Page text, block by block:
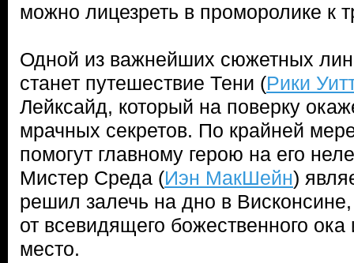
можно лицезреть в проморолике к
Одной из важнейших сюжетных
станет путешествие Тени (Рики
Лейксайд, который на поверку
мрачных секретов. По крайней
помогут главному герою на его
Мистер Среда (Иэн МакШейн)
решил залечь на дно в
от всевидящего божественного ока
место.